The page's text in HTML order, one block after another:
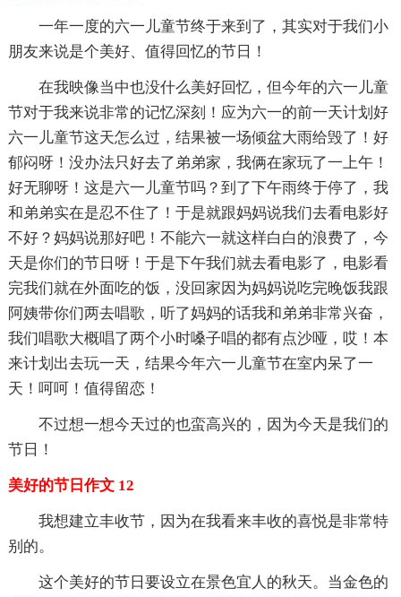
一年一度的六一儿童节终于来到了，其实对于我们小
朋友来说是个美好、值得回忆的节日！
在我映像当中也没什么美好回忆，但今年的六一儿童
节对于我来说非常的记忆深刻！应为六一的前一天计划好
六一儿童节这天怎么过，结果被一场倾盆大雨给毁了！好
郁闷呀！没办法只好去了弟弟家，我俩在家玩了一上午！
好无聊呀！这是六一儿童节吗？到了下午雨终于停了，我
和弟弟实在是忍不住了！于是就跟妈妈说我们去看电影好
不好？妈妈说那好吧！不能六一就这样白白的浪费了，今
天是你们的节日呀！于是下午我们就去看电影了，电影看
完我们就在外面吃的饭，没回家因为妈妈说吃完晚饭我跟
阿姨带你们两去唱歌，听了妈妈的话我和弟弟非常兴奋，
我们唱歌大概唱了两个小时嗓子唱的都有点沙哑，哎！本
来计划出去玩一天，结果今年六一儿童节在室内呆了一
天！呵呵！值得留恋！
不过想一想今天过的也蛮高兴的，因为今天是我们的
节日！
美好的节日作文 12
我想建立丰收节，因为在我看来丰收的喜悦是非常特
别的。
这个美好的节日要设立在景色宜人的秋天。当金色的